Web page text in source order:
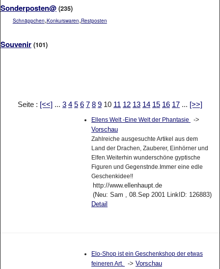
Sonderposten@ (235)
Schnäppchen,Konkurswaren,Restposten
Souvenir (101)
Seite : [<<] ... 3 4 5 6 7 8 9 10 11 12 13 14 15 16 17 ... [>>]
Ellens Welt -Eine Welt der Phantasie
->
Vorschau
Zahlreiche ausgesuchte Artikel aus dem
Land der Drachen, Zauberer, Einhörner und
Elfen.Weiterhin wunderschöne gyptische
Figuren und Gegenstnde.Immer eine edle
Geschenkidee!!
http://www.ellenhaupt.de
(Neu: Sam , 08.Sep 2001 LinkID: 126883)
Detail
Elo-Shop ist ein Geschenkshop der etwas
feineren Art.
-> Vorschau